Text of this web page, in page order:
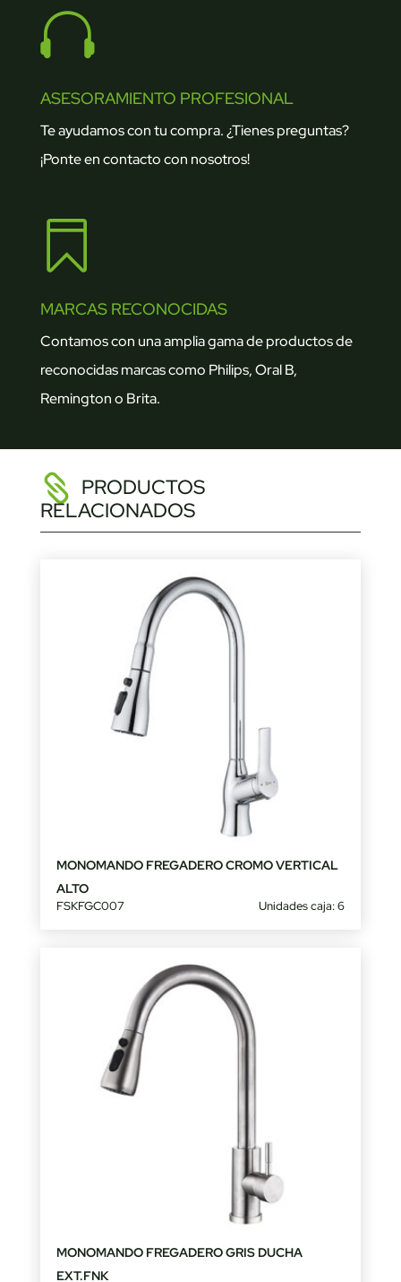

ASESORAMIENTO PROFESIONAL
Te ayudamos con tu compra. ¿Tienes preguntas?
¡Ponte en contacto con nosotros!

MARCAS RECONOCIDAS
Contamos con una amplia gama de productos de
reconocidas marcas como Philips, Oral B,
Remington o Brita.
PRODUCTOS
RELACIONADOS
MONOMANDO FREGADERO CROMO VERTICAL
ALTO
FSKFGC007 Unidades caja: 6
MONOMANDO FREGADERO GRIS DUCHA
EXT.FNK